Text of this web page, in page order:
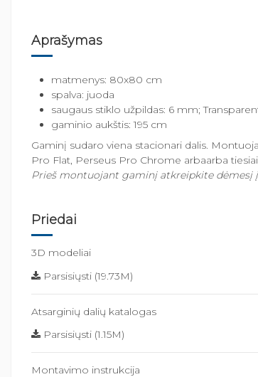
Aprašymas
matmenys: 80x80 cm
spalva: juoda
saugaus stiklo užpildas: 6 mm;
gaminio aukštis: 195 cm
Gaminį sudaro viena stacionari dalis.
Pro Flat, Perseus Pro Chrome arbaarba
Prieš montuojant gaminį atkreipkite dėmesį
Priedai
3D modeliai
Parsisiųsti (19.73M)
Atsarginių dalių katalogas
Parsisiųsti (1.15M)
Montavimo instrukcija